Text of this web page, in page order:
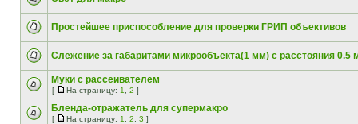
Простейшее приспособление для проверки ГРИП объективов
Слежение за габаритами микрообъекта(1 мм) с расстояния 0.5
Муки с рассеивателем
[ На страницу: 1 2 ]
Бленда-отражатель для супермакро
[ На страницу: 1 2 3 ]